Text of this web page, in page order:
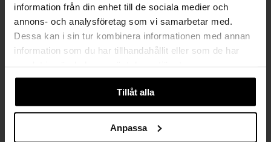
information från din enhet till de sociala medier och
annons- och analysföretag som vi samarbetar med.
Dessa kan i sin tur kombinera informationen med annan
information som du har tillhandahållit eller som de har
Tillåt alla
Anpassa
PRENUMERERA PÅ VÅRT NYHETSBREV
Kvinna Man
Välj det betalsätt som passar dig med Klarna. Vi på Johnells erbjuder flera